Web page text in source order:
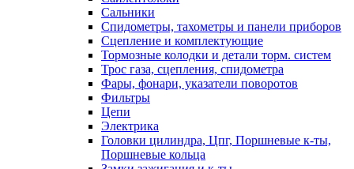
Сальники
Спидометры, тахометры и панели приборов
Сцепление и комплектующие
Тормозные колодки и детали торм. систем
Трос газа, сцепления, спидометра
Фары, фонари, указатели поворотов
Фильтры
Цепи
Электрика
Головки цилиндра, Цпг, Поршневые к-ты,
Поршневые кольца